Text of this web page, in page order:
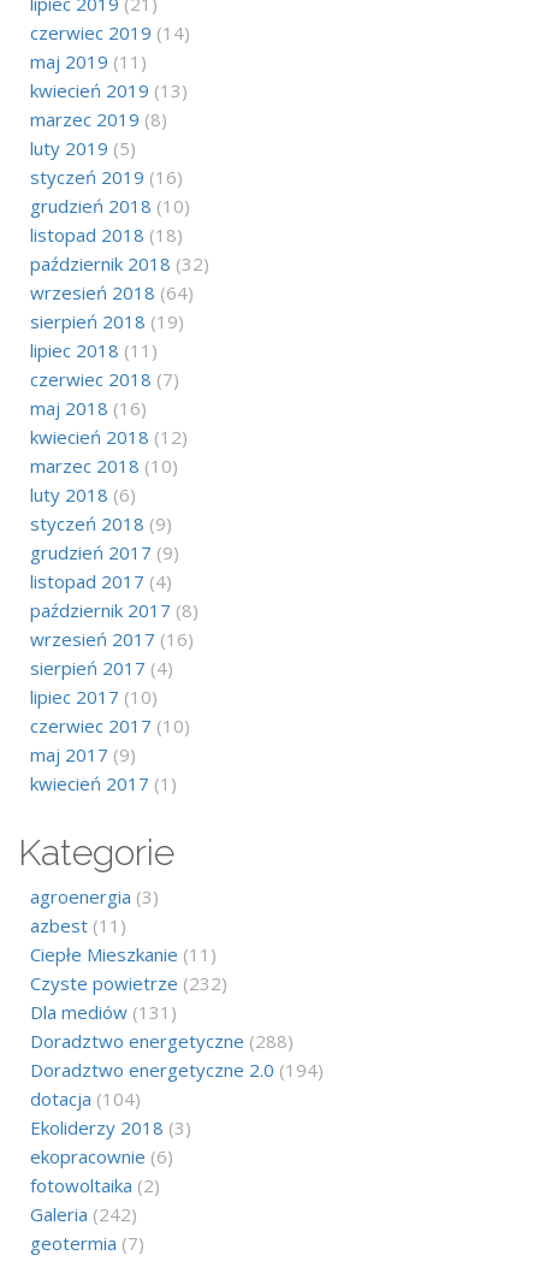
czerwiec 2019 (14)
maj 2019 (11)
kwiecień 2019 (13)
marzec 2019 (8)
luty 2019 (5)
styczeń 2019 (16)
grudzień 2018 (10)
listopad 2018 (18)
październik 2018 (32)
wrzesień 2018 (64)
sierpień 2018 (19)
lipiec 2018 (11)
czerwiec 2018 (7)
maj 2018 (16)
kwiecień 2018 (12)
marzec 2018 (10)
luty 2018 (6)
styczeń 2018 (9)
grudzień 2017 (9)
listopad 2017 (4)
październik 2017 (8)
wrzesień 2017 (16)
sierpień 2017 (4)
lipiec 2017 (10)
czerwiec 2017 (10)
maj 2017 (9)
kwiecień 2017 (1)
Kategorie
agroenergia (3)
azbest (11)
Ciepłe Mieszkanie (11)
Czyste powietrze (232)
Dla mediów (131)
Doradztwo energetyczne (288)
Doradztwo energetyczne 2.0 (194)
dotacja (104)
Ekoliderzy 2018 (3)
ekopracownie (6)
fotowoltaika (2)
Galeria (242)
geotermia (7)